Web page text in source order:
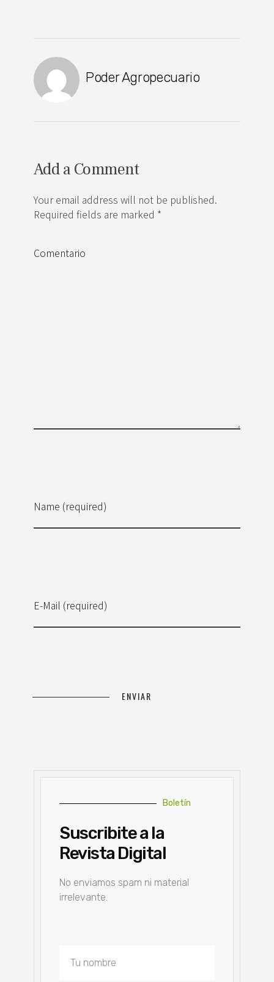
Poder Agropecuario
Add a Comment
Your email address will not be published.
Required fields are marked *
Name (required)
E-Mail (required)
Comentario
Boletín
Suscribite a la
Revista Digital
No enviamos spam ni material
irrelevante.